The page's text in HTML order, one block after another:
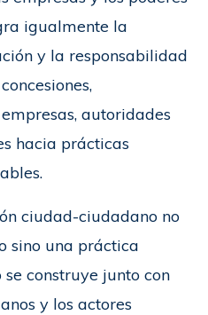
igualmente la
y la responsabilidad
autoridades
hacia prácticas
ciudad-ciudadano no
sino una práctica
construye junto con
y los actores